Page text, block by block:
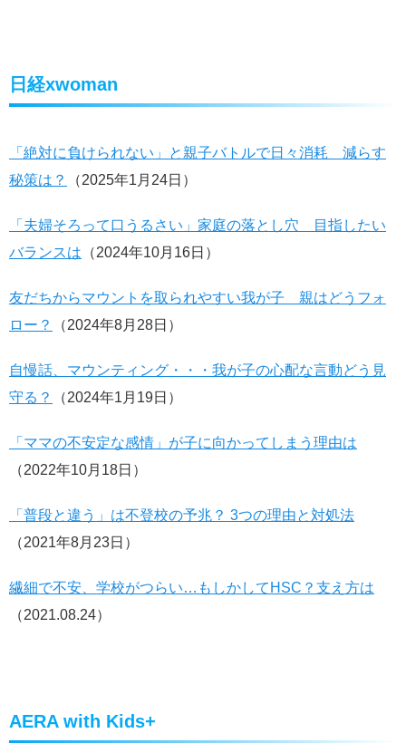
日経xwoman
「絶対に負けられない」と親子バトルで日々消耗 減らす
秘策は？
（2025年1月24日）
「夫婦そろって口うるさい」家庭の落とし穴 目指したい
バランスは （2024年10月16日）
友だちからマウントを取られやすい我が子 親はどうフォ
ロー？
（2024年8月28日）
自慢話、マウンティング・・・我が子の心配な言動どう見
守る？
（2024年1月19日）
「ママの不安定な感情」が子に向かってしまう理由は
（2022年10月18日）
「普段と違う」は不登校の予兆？ 3つの理由と対処法
（2021年8月23日）
繊細で不安、学校がつらい…もしかしてHSC？支え方は
（2021.08.24）
AERA with Kids+